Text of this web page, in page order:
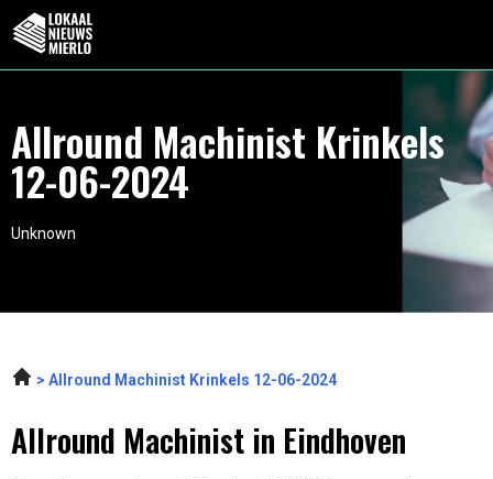
Allround Machinist Krinkels
12-06-2024
Unknown
Allround Machinist Krinkels 12-06-2024
Allround Machinist in Eindhoven